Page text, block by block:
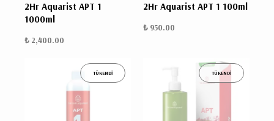
2Hr Aquarist APT 1
1000ml
₺ 2,400.00
2Hr Aquarist APT 1 100ml
₺ 950.00
TÜKENDİ TÜKENDİ